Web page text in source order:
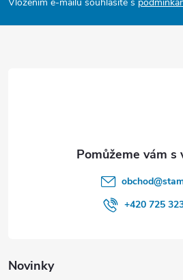
a
Novinky
obchod@
+420 725